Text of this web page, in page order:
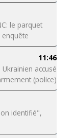
le parquet
11:46
accusé
(police)
identifié",